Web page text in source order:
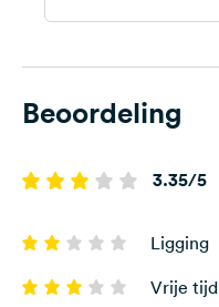
Beoordeling
3.35/5
Ligging
Vrije tijd